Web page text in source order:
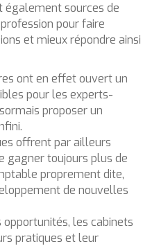
également sources de
pour faire
et mieux répondre ainsi
ont en effet ouvert un
pour les experts-
proposer un
offrent par ailleurs
gagner toujours plus de
proprement dite,
de nouvelles
les cabinets
pratiques et leur